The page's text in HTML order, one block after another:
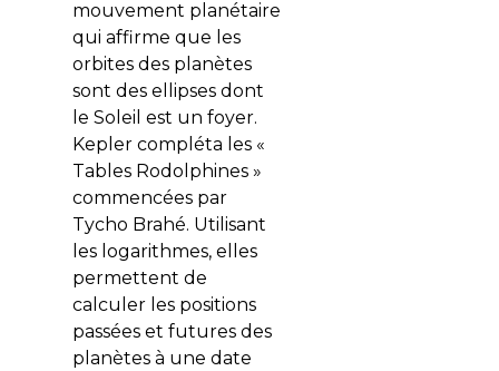
mouvement planétaire
qui affirme que les
orbites des planètes
sont des ellipses dont
le Soleil est un foyer.
Kepler compléta les «
Tables Rodolphines »
commencées par
Tycho Brahé. Utilisant
les logarithmes, elles
permettent de
calculer les positions
passées et futures des
planètes à une date